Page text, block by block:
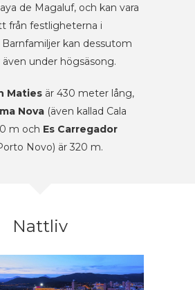
de Magaluf, och kan vara
från festligheterna i
kan dessutom
även under högsäsong.
Maties är 430 meter lång,
Nova (även kallad Cala
m och Es Carregador
Novo) är 320 m.
Nattliv